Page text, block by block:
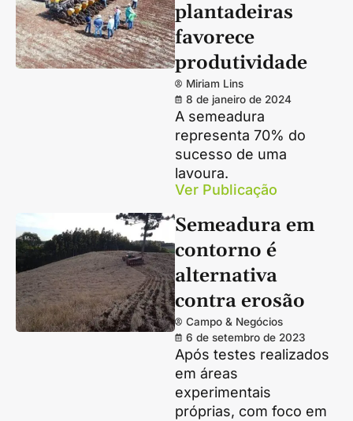
plantadeiras
favorece
produtividade
Miriam Lins
8 de janeiro de 2024
A semeadura
representa 70% do
sucesso de uma
lavoura.
Ver Publicação
Semeadura em
contorno é
alternativa
contra erosão
Campo & Negócios
6 de setembro de 2023
Após testes realizados
em áreas
experimentais
próprias, com foco em